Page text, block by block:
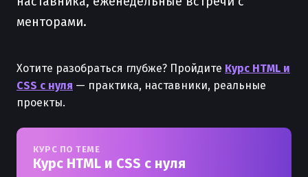
менторами.
Хотите разобраться глубже? Пройдите Курс HTML и
CSS с нуля — практика, наставники, реальные
проекты.
КУРС ПО ТЕМЕ
Курс HTML и CSS с нуля